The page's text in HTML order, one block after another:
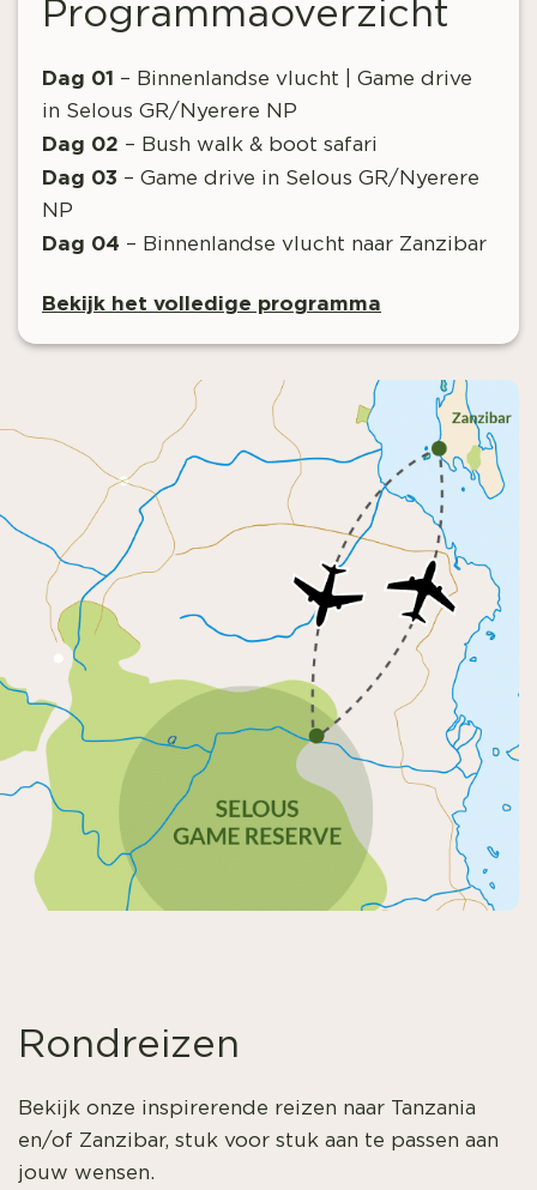
Programmaoverzicht
Dag 01 – Binnenlandse vlucht | Game drive
in Selous GR/Nyerere NP
Dag 02 – Bush walk & boot safari
Dag 03 – Game drive in Selous GR/Nyerere
NP
Dag 04 – Binnenlandse vlucht naar Zanzibar
Bekijk het volledige programma
Rondreizen
Bekijk onze inspirerende reizen naar Tanzania
en/of Zanzibar, stuk voor stuk aan te passen aan
jouw wensen.